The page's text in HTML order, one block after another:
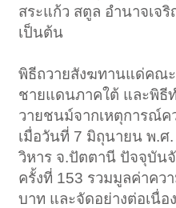
สระแก้ว สตูล อำนาจเจ
เป็นต้น
พิธีถวายสังฆทานแด่คณ
ชายแดนภาคใต้ และพิ
วายชนม์จากเหตุการณ์ค
เมื่อวันที่ 7 มิถุนายน พ.
วิหาร จ.ปัตตานี ปัจจุบัน
ครั้งที่ 153 รวมมูลค่าคว
บาท และจัดอย่างต่อเนื่